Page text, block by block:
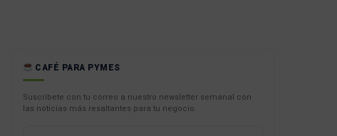
CAFÉ PARA PYMES
Suscríbete con tu correo a nuestro newsletter semanal con
las noticias más resaltantes para tu negocio.